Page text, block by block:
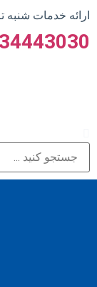
ارائه خدمات شنبه تا